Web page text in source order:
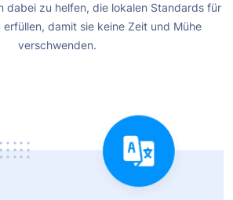
dabei zu helfen, die lokalen Standards für
damit sie keine Zeit und Mühe
verschwenden.